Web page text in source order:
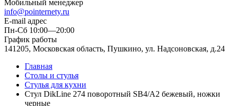
Мобильный менеджер
info@pointernety.ru
E-mail адрес
Пн-Сб 10:00—20:00
График работы
141205, Московская область, Пушкино, ул. Надсоновская, д.24
Главная
Столы и стулья
Стулья для кухни
Стул DikLine 274 поворотный SB4/A2 бежевый, ножки
черные